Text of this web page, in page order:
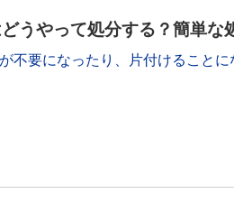
うやって処分する？簡単な
不要になったり、片付けること